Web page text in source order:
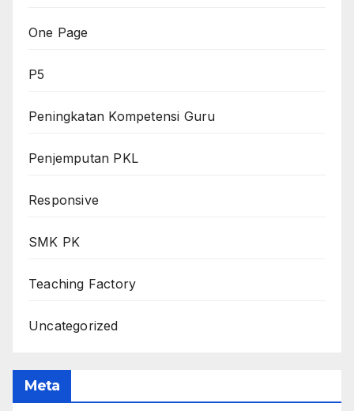
One Page
P5
Peningkatan Kompetensi Guru
Penjemputan PKL
Responsive
SMK PK
Teaching Factory
Uncategorized
Meta